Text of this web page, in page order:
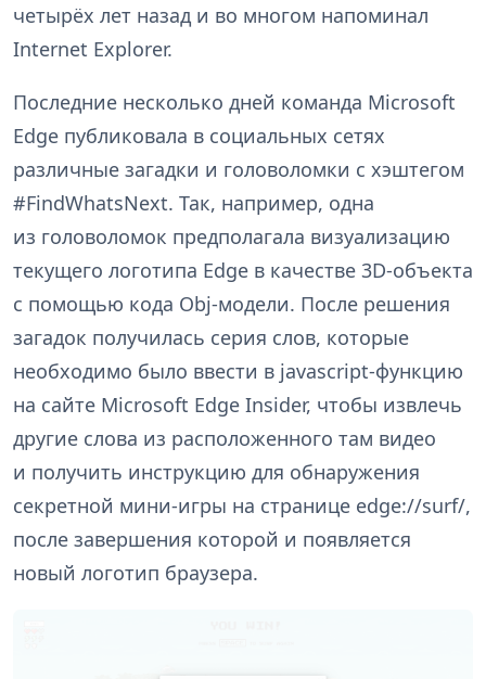
четырёх лет назад и во многом напоминал
Internet Explorer.
Последние несколько дней команда Microsoft
Edge публиковала в социальных сетях
различные загадки и головоломки с хэштегом
#FindWhatsNext. Так, например, одна
из головоломок предполагала визуализацию
текущего логотипа Edge в качестве 3D-объекта
с помощью кода Obj-модели. После решения
загадок получилась серия слов, которые
необходимо было ввести в jаvascript-функцию
на сайте Microsoft Edge Insider, чтобы извлечь
другие слова из расположенного там видео
и получить инструкцию для обнаружения
секретной мини-игры на странице edge://surf/,
после завершения которой и появляется
новый логотип браузера.